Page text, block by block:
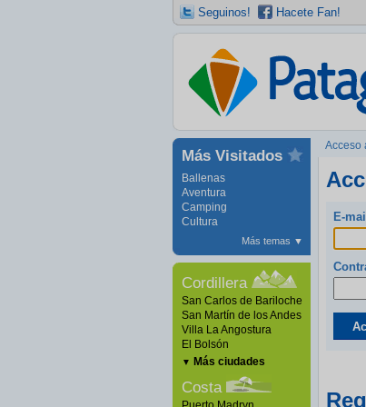
Seguinos! Hacete Fan!
Más Visitados
Ballenas
Aventura
Camping
Cultura
Más temas ▼
Cordillera
San Carlos de Bariloche
San Martín de los Andes
Villa La Angostura
El Bolsón
▼ Más ciudades
Costa
Acceso
E-mail